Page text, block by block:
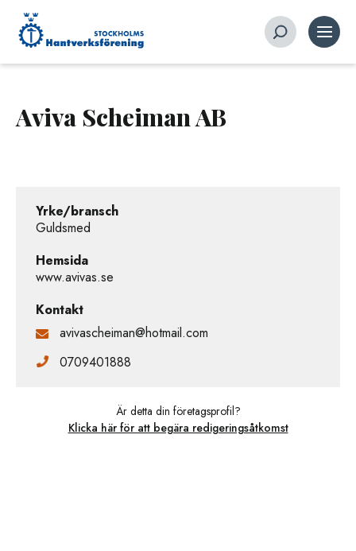
Aviva Scheiman AB
Yrke/bransch
Guldsmed
Hemsida
www.avivas.se
Kontakt
avivascheiman@hotmail.com
0709401888
Är detta din företagsprofil?
Klicka här för att begära redigeringsåtkomst